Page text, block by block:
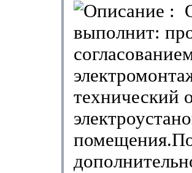
:
выполнит:
технический